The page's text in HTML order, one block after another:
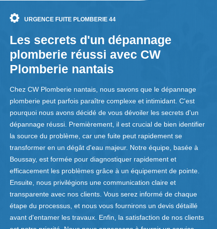
URGENCE FUITE PLOMBERIE 44
Les secrets d'un dépannage
plomberie réussi avec CW
Plomberie nantais
Chez CW Plomberie nantais, nous savons que le dépannage
plomberie peut parfois paraître complexe et intimidant. C'est
pourquoi nous avons décidé de vous dévoiler les secrets d'un
dépannage réussi. Premièrement, il est crucial de bien identifier
la source du problème, car une fuite peut rapidement se
transformer en un dégât d'eau majeur. Notre équipe, basée à
Boussay, est formée pour diagnostiquer rapidement et
efficacement les problèmes grâce à un équipement de pointe.
Ensuite, nous privilégions une communication claire et
transparente avec nos clients. Vous serez informé de chaque
étape du processus, et nous vous fournirons un devis détaillé
avant d'entamer les travaux. Enfin, la satisfaction de nos clients